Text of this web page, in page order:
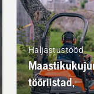
Haljastustööd
tööriistad,